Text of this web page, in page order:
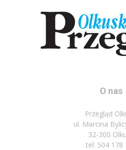
O nas
Przegląd
ul. Marcina
32-300
tel: 504 178